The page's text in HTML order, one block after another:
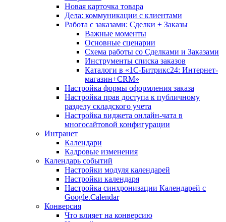
Новая карточка товара
Дела: коммуникации с клиентами
Работа с заказами: Сделки + Заказы
Важные моменты
Основные сценарии
Схема работы со Сделками и Заказами
Инструменты списка заказов
Каталоги в «1С-Битрикс24: Интернет-
магазин+CRM»
Настройка формы оформления заказа
Настройка прав доступа к публичному
разделу складского учета
Настройка виджета онлайн-чата в
многосайтовой конфигурации
Интранет
Календари
Кадровые изменения
Календарь событий
Настройки модуля календарей
Настройки календаря
Настройка синхронизации Календарей с
Google.Calendar
Конверсия
Что влияет на конверсию